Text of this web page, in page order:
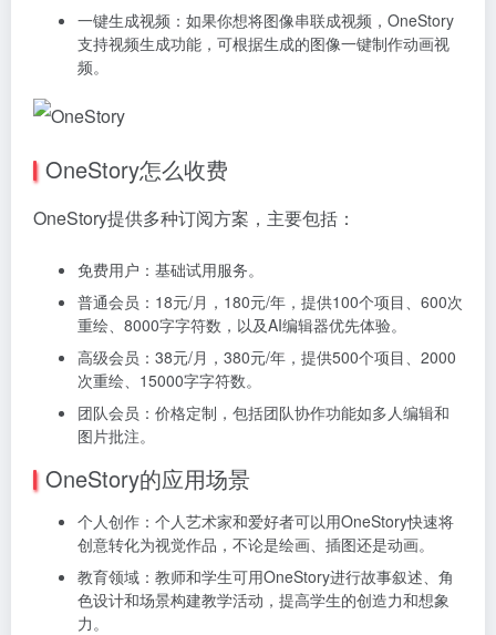
一键生成视频：如果你想将图像串联成视频，OneStory
支持视频生成功能，可根据生成的图像一键制作动画视
频。
OneStory怎么收费
OneStory提供多种订阅方案，主要包括：
免费用户：基础试用服务。
普通会员：18元/月，180元/年，提供100个项目、600次
重绘、8000字字符数，以及AI编辑器优先体验。
高级会员：38元/月，380元/年，提供500个项目、2000
次重绘、15000字字符数。
团队会员：价格定制，包括团队协作功能如多人编辑和
图片批注。
OneStory的应用场景
个人创作：个人艺术家和爱好者可以用OneStory快速将
创意转化为视觉作品，不论是绘画、插图还是动画。
教育领域：教师和学生可用OneStory进行故事叙述、角
色设计和场景构建教学活动，提高学生的创造力和想象
力。